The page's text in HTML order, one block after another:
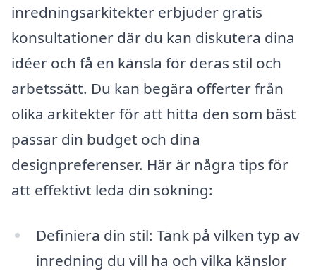
inredningsarkitekter erbjuder gratis
konsultationer där du kan diskutera dina
idéer och få en känsla för deras stil och
arbetssätt. Du kan begära offerter från
olika arkitekter för att hitta den som bäst
passar din budget och dina
designpreferenser. Här är några tips för
att effektivt leda din sökning:
Definiera din stil: Tänk på vilken typ av
inredning du vill ha och vilka känslor